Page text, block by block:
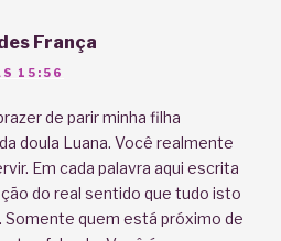
França
15:56
de parir minha filha
doula Luana. Você realmente
Em cada palavra aqui escrita
do real sentido que tudo isto
Somente quem está próximo de